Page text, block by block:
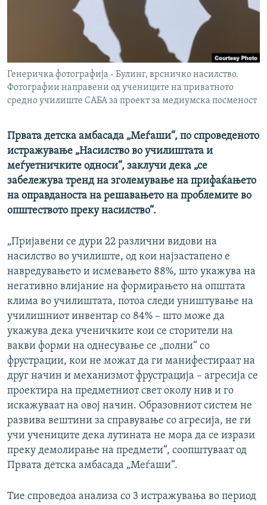
РСЕ веб страници
Генеричка фотографија - Булинг, врсничко насилство.
Фотографии направени од учениците на приватното
средно училиште САБА за проект за медиумска посменост
Првата детска амбасада „Меѓаши“, по спроведеното
истражување „Насилство во училиштата и
меѓуетничките односи“, заклучи дека „се
забележува тренд на зголемување на прифаќањето
на оправданоста на решавањето на проблемите во
општеството преку насилство“.
„Пријавени се дури 22 различни видови на
насилство во училиште, од кои најзастапено е
навредувањето и исмевањето 88%, што укажува на
негативно влијание на формирањето на општата
клима во училиштата, потоа следи уништување на
училишниот инвентар со 84% – што може да
укажува дека ученичките кои се сторители на
вакви форми на однесување се „полни“ со
фрустрации, кои не можат да ги манифестираат на
друг начин и механизмот фрустрација – агресија се
проектира на предметниот свет околу нив и го
искажуваат на овој начин. Образовниот систем не
развива вештини за справување со агресија, не ги
учи учениците дека лутината не мора да се изрази
преку демолирање на предмети“, соопштуваат од
Првата детска амбасада „Меѓаши“.
Тие спроведоа анализа со 3 истражувања во период